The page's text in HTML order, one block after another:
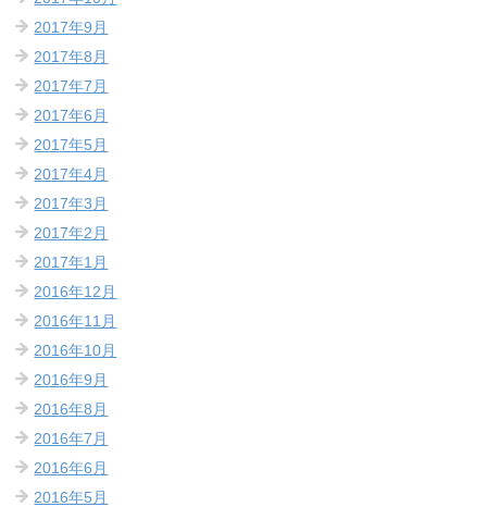
2017年9月
2017年8月
2017年7月
2017年6月
2017年5月
2017年4月
2017年3月
2017年2月
2017年1月
2016年12月
2016年11月
2016年10月
2016年9月
2016年8月
2016年7月
2016年6月
2016年5月